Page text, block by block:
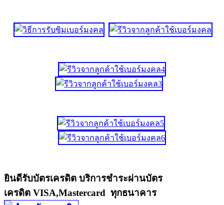
ยินดีรับบัตรเครดิต บริการชำระผ่านบัตร
เครดิต VISA,Mastercard ทุกธนาคาร